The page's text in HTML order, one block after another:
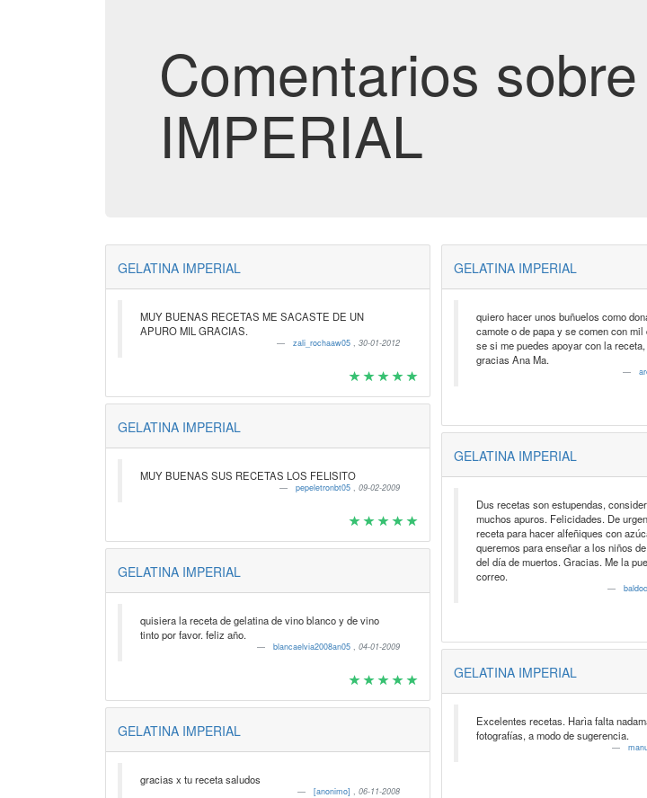
Comentarios
IMPERIAL
GELATINA IMPERIAL
MUY BUENAS RECETAS ME SACASTE DE UN
APURO MIL GRACIAS.
zali_rochaaw05,30-01-2012
GELATINA IMPERIAL
MUY BUENAS SUS RECETAS LOS FELISITO
pepeletronbt05,09-02-2009
GELATINA IMPERIAL
quisiera la receta de gelatina de vino blanco y de vino
tinto por favor. feliz año.
blancaelvia2008an05,04-01-2009
GELATINA IMPERIAL
gracias x tu receta saludos
[anonimo],06-11-2008
GELATINA IMPERIAL
quiero hacer unos buñuelos como
camote o de papa y se comen con
se si me puedes apoyar con la
gracias Ana Ma.
GELATINA IMPERIAL
Dus recetas son estupendas,
muchos apuros. Felicidades. De urgencia les pido la
receta para hacer alfeñiques con
queremos para enseñar a los niños
del día de muertos. Gracias. Me la pueden enviar a mi
correo.
GELATINA IMPERIAL
Excelentes recetas. Harìa falta
fotografías, a modo de sugerencia.